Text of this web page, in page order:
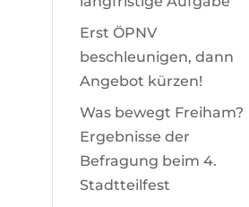
Erst ÖPNV
beschleunigen, dann
Angebot kürzen!
Was bewegt Freiham?
Ergebnisse der
Befragung beim 4.
Stadtteilfest